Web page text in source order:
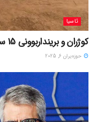
ئاسیا
کوژران و برینداربوونی 15 سەربازی زایۆنیست لە باشوری غەززە
حوزه‌یران 6, 2025